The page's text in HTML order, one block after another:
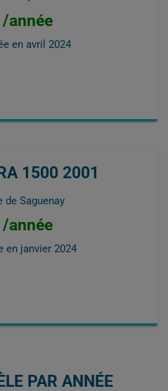
année
en avril 2024
1500 2001
de Saguenay
année
en janvier 2024
PAR ANNÉE